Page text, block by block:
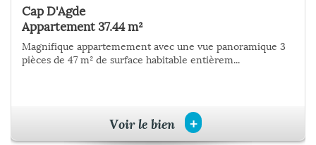
Cap D'Agde
Appartement 37.44 m²
Magnifique appartemement avec une vue panoramique 3
pièces de 47 m² de surface habitable entièrem...
Voir le bien +
Le Cap D'Agde
Appartement 43.89 m²
Sur l'Ile des Pêcheurs, 2 pièces cabine lumineux exposé à
l'est de 38.41 m² + loggia 5.48 m² vue ...
Voir le bien +